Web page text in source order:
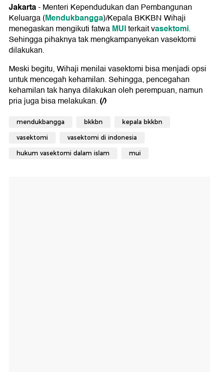
Jakarta- Menteri Kependudukan dan Pembangunan
Keluarga (Mendukbangga)/Kepala BKKBN Wihaji
menegaskan mengikuti fatwaMUIterkait vasektomi.
Sehingga pihaknya tak mengkampanyekan vasektomi
dilakukan.
Meski begitu, Wihaji menilai vasektomi bisa menjadi opsi
untuk mencegah kehamilan. Sehingga, pencegahan
kehamilan tak hanya dilakukan oleh perempuan, namun
pria juga bisa melakukan.(/)
mendukbangga bkkbn kepala bkkbn
vasektomi vasektomi di indonesia
hukum vasektomi dalam islam mui